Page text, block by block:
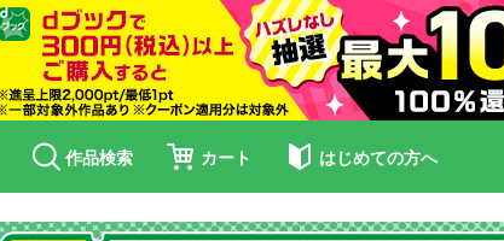
作品検索 カート はじめての方へ